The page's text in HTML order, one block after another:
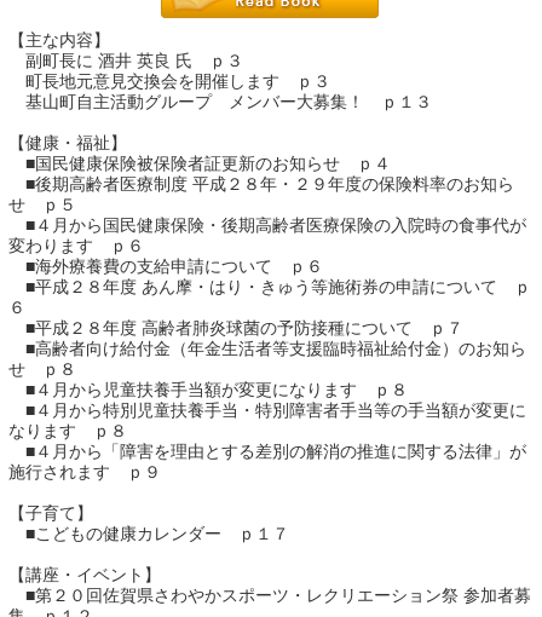
【主な内容】
副町長に 酒井 英良 氏 ｐ３
町長地元意見交換会を開催します ｐ３
基山町自主活動グループ メンバー大募集！ ｐ１３
【健康・福祉】
■国民健康保険被保険者証更新のお知らせ ｐ４
■後期高齢者医療制度 平成２８年・２９年度の保険料率のお知ら
せ ｐ５
■４月から国民健康保険・後期高齢者医療保険の入院時の食事代が
変わります ｐ６
■海外療養費の支給申請について ｐ６
■平成２８年度 あん摩・はり・きゅう等施術券の申請について ｐ
６
■平成２８年度 高齢者肺炎球菌の予防接種について ｐ７
■高齢者向け給付金（年金生活者等支援臨時福祉給付金）のお知ら
せ ｐ８
■４月から児童扶養手当額が変更になります ｐ８
■４月から特別児童扶養手当・特別障害者手当等の手当額が変更に
なります ｐ８
■４月から「障害を理由とする差別の解消の推進に関する法律」が
施行されます ｐ９
【子育て】
■こどもの健康カレンダー ｐ１７
【講座・イベント】
■第２０回佐賀県さわやかスポーツ・レクリエーション祭 参加者募
運営：福博印刷
saga ebooksとは
運営会社
ご利用ガイド
よくある質問
お問い合わせ